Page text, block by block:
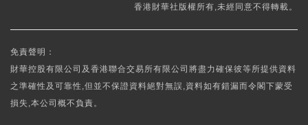
香港財華社版權所有,未經同意不得轉載。
免責聲明：
財華控股有限公司及香港聯合交易所有限公司將盡力確保彼等所提供資料
之準確性及可靠性,但並不保證資料絕對無誤,資料如有錯漏而令閣下蒙受
損失,本公司概不負責。